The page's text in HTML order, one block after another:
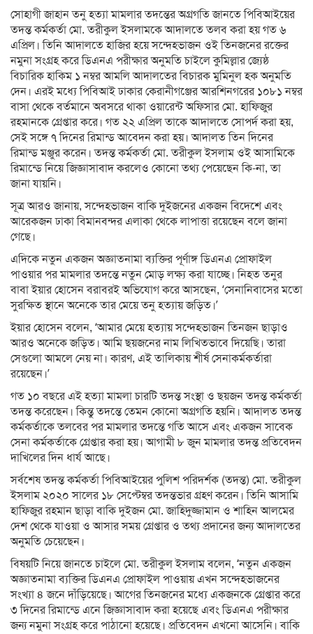
সোহাগী জাহান তনু হত্যা মামলার তদন্তের অগ্রগতি জানতে পিবিআইয়ের
তদন্ত কর্মকর্তা মো. তরীকুল ইসলামকে আদালতে তলব করা হয় গত ৬
এপ্রিল। তিনি আদালতে হাজির হয়ে সন্দেহভাজন ওই তিনজনের রক্তের
নমুনা সংগ্রহ করে ডিএনএ পরীক্ষার অনুমতি চাইলে কুমিল্লার জ্যেষ্ঠ
বিচারিক হাকিম ১ নম্বর আমলি আদালতের বিচারক মুমিনুল হক অনুমতি
দেন। এরই মধ্যে পিবিআই ঢাকার কেরানীগঞ্জের আরশিনগরের ১০৮১ নম্বর
বাসা থেকে বর্তমানে অবসরে থাকা ওয়ারেন্ট অফিসার মো. হাফিজুর
রহমানকে গ্রেপ্তার করে। গত ২২ এপ্রিল তাকে আদালতে সোপর্দ করা হয়,
সেই সঙ্গে ৭ দিনের রিমান্ড আবেদন করা হয়। আদালত তিন দিনের
রিমান্ড মঞ্জুর করেন। তদন্ত কর্মকর্তা মো. তরীকুল ইসলাম ওই আসামিকে
রিমান্ডে নিয়ে জিজ্ঞাসাবাদ করলেও কোনো তথ্য পেয়েছেন কি-না, তা
জানা যায়নি।
সূত্র আরও জানায়, সন্দেহভাজন বাকি দুইজনের একজন বিদেশে এবং
আরেকজন ঢাকা বিমানবন্দর এলাকা থেকে লাপাত্তা রয়েছেন বলে জানা
গেছে।
এদিকে নতুন একজন অজ্ঞাতনামা ব্যক্তির পূর্ণাঙ্গ ডিএনএ প্রোফাইল
পাওয়ার পর মামলার তদন্তে নতুন মোড় লক্ষ্য করা যাচ্ছে। নিহত তনুর
বাবা ইয়ার হোসেন বরাবরই অভিযোগ করে আসছেন, ‘সেনানিবাসের মতো
সুরক্ষিত স্থানে অনেকে তার মেয়ে তনু হত্যায় জড়িত।’
ইয়ার হোসেন বলেন, ‘আমার মেয়ে হত্যায় সন্দেহভাজন তিনজন ছাড়াও
আরও অনেকে জড়িত। আমি ছয়জনের নাম লিখিতভাবে দিয়েছি। তারা
সেগুলো আমলে নেয় না। কারণ, এই তালিকায় শীর্ষ সেনাকর্মকর্তারা
রয়েছেন।’
গত ১০ বছরে এই হত্যা মামলা চারটি তদন্ত সংস্থা ও ছয়জন তদন্ত কর্মকর্তা
তদন্ত করেছেন। কিন্তু তদন্তে তেমন কোনো অগ্রগতি হয়নি। আদালত তদন্ত
কর্মকর্তাকে তলবের পর মামলার তদন্তে গতি আসে এবং একজন সাবেক
সেনা কর্মকর্তাকে গ্রেপ্তার করা হয়। আগামী ৮ জুন মামলার তদন্ত প্রতিবেদন
দাখিলের দিন ধার্য আছে।
সর্বশেষ তদন্ত কর্মকর্তা পিবিআইয়ের পুলিশ পরিদর্শক (তদন্ত) মো. তরীকুল
ইসলাম ২০২০ সালের ১৮ সেপ্টেম্বর তদন্তভার গ্রহণ করেন। তিনি আসামি
হাফিজুর রহমান ছাড়া বাকি দুইজন মো. জাহিদুজ্জামান ও শাহিন আলমের
দেশ থেকে যাওয়া ও আসার সময় গ্রেপ্তার ও তথ্য প্রদানের জন্য আদালতের
অনুমতি চেয়েছেন।
বিষয়টি নিয়ে জানতে চাইলে মো. তরীকুল ইসলাম বলেন, ‘নতুন একজন
অজ্ঞাতনামা ব্যক্তির ডিএনএ প্রোফাইল পাওয়ায় এখন সন্দেহভাজনের
সংখ্যা ৪ জনে দাঁড়িয়েছে। আগের তিনজনের মধ্যে একজনকে গ্রেপ্তার করে
৩ দিনের রিমান্ডে এনে জিজ্ঞাসাবাদ করা হয়েছে এবং ডিএনএ পরীক্ষার
জন্য নমুনা সংগ্রহ করে পাঠানো হয়েছে। প্রতিবেদন এখনো আসেনি। বাকি